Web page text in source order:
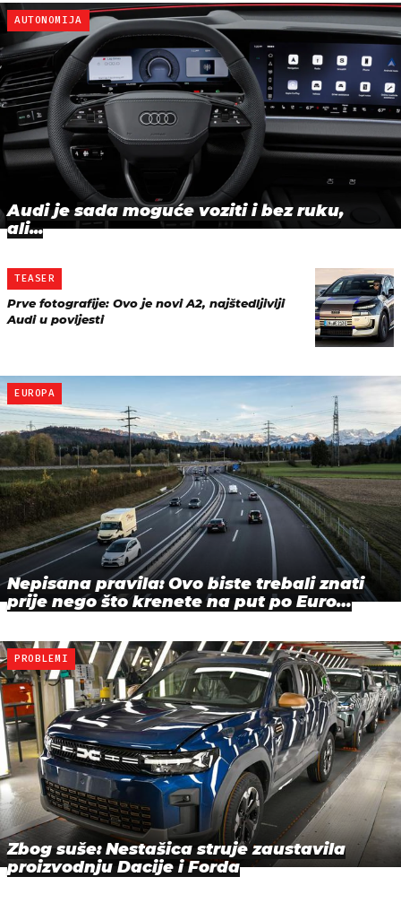
AUTONOMIJA
Audi je sada moguće voziti i bez ruku,
ali...
TEASER
Prve fotografije: Ovo je novi A2, najštedljiviji
Audi u povijesti
EUROPA
Nepisana pravila: Ovo biste trebali znati
prije nego što krenete na put po Euro…
PROBLEMI
Zbog suše: Nestašica struje zaustavila
proizvodnju Dacije i Forda